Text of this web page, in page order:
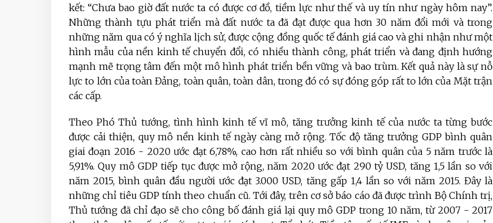
kết: “Chưa bao giờ đất nước ta có được cơ đồ, tiềm lực như thế và uy tín như ngày hôm nay”.
Những thành tựu phát triển mà đất nước ta đã đạt được qua hơn 30 năm đổi mới và trong
những năm qua có ý nghĩa lịch sử, được cộng đồng quốc tế đánh giá cao và ghi nhận như một
hình mẫu của nền kinh tế chuyển đổi, có nhiều thành công, phát triển và đang định hướng
mạnh mẽ trọng tâm đến một mô hình phát triển bền vững và bao trùm. Kết quả này là sự nỗ
lực to lớn của toàn Đảng, toàn quân, toàn dân, trong đó có sự đóng góp rất to lớn của Mặt trận
các cấp.
Theo Phó Thủ tướng, tình hình kinh tế vĩ mô, tăng trưởng kinh tế của nước ta từng bước
được cải thiện, quy mô nền kinh tế ngày càng mở rộng. Tốc độ tăng trưởng GDP bình quân
giai đoạn 2016 - 2020 ước đạt 6,78%, cao hơn rất nhiều so với bình quân của 5 năm trước là
5,91%. Quy mô GDP tiếp tục được mở rộng, năm 2020 ước đạt 290 tỷ USD, tăng 1,5 lần so với
năm 2015, bình quân đầu người ước đạt 3.000 USD, tăng gấp 1,4 lần so với năm 2015. Đây là
những chỉ tiêu GDP tính theo chuẩn cũ. Tới đây, trên cơ sở báo cáo đã được trình Bộ Chính trị,
Thủ tướng đã chỉ đạo sẽ cho công bố đánh giá lại quy mô GDP trong 10 năm, từ 2007 - 2017